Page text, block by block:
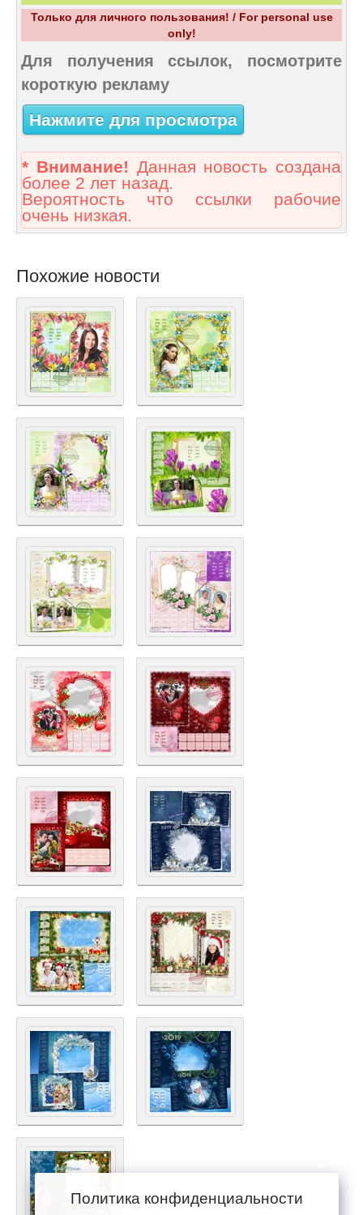
Только для личного пользования! / For personal use
only!
Для получения ссылок, посмотрите
короткую рекламу
Нажмите для просмотра
* Внимание! Данная новость создана
более 2 лет назад.
Вероятность что ссылки рабочие
очень низкая.
Похожие новости
Политика конфиденциальности